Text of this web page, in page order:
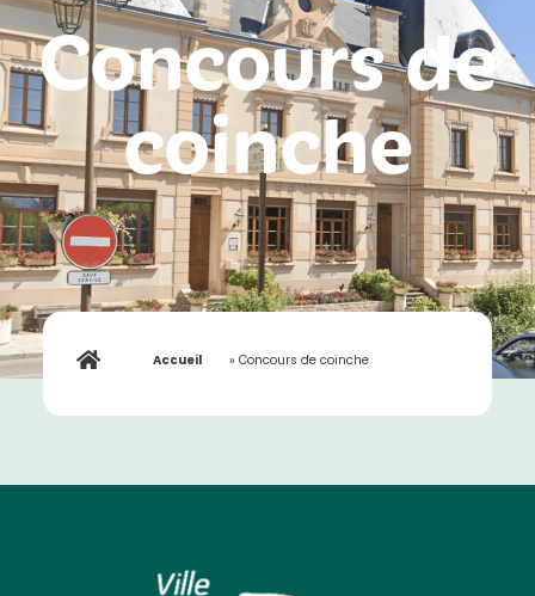
Concours de
coinche
Accueil »Concours de coinche